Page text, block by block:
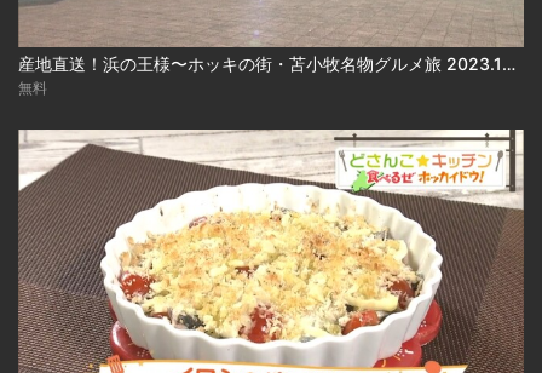
産地直送！浜の王様〜ホッキの街・苫小牧名物グルメ旅 2023.10.17放送
無料